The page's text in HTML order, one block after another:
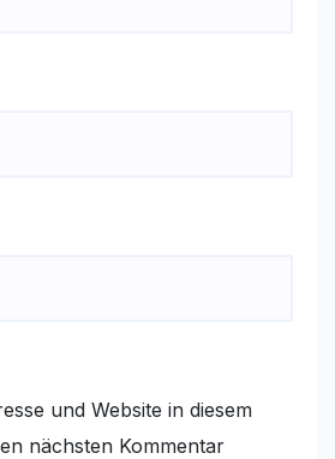
und Website in diesem
nächsten Kommentar